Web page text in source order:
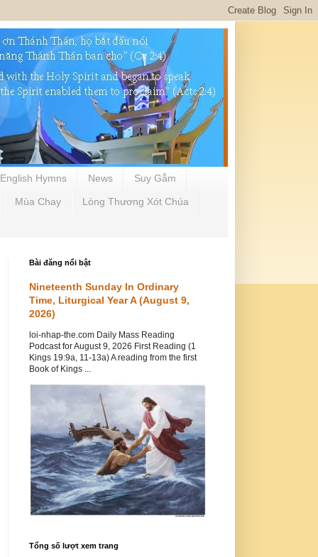
English Hymns News Suy Gẫm
Mùa Chay Lòng Thương Xót Chúa
Bài đăng nổi bật
Nineteenth Sunday In Ordinary
Time, Liturgical Year A (August 9,
2026)
loi-nhap-the.com Daily Mass Reading
Podcast for August 9, 2026 First Reading (1
Kings 19:9a, 11-13a) A reading from the first
Book of Kings ...
Tổng số lượt xem trang